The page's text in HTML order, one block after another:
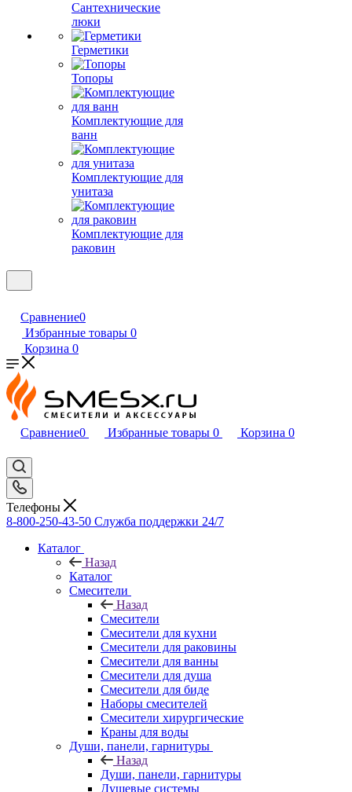
Сантехнические
люки
Герметики
Топоры
Комплектующие для
ванн
Комплектующие для
унитаза
Комплектующие для
раковин
Сравнение0
Избранные товары 0
Корзина 0
Сравнение0 Избранные товары 0 Корзина 0
Телефоны
8-800-250-43-50 Служба поддержки 24/7
Каталог
Назад
Каталог
Смесители
Назад
Смесители
Смесители для кухни
Смесители для раковины
Смесители для ванны
Смесители для душа
Смесители для биде
Наборы смесителей
Смесители хирургические
Краны для воды
Души, панели, гарнитуры
Назад
Души, панели, гарнитуры
Душевые системы